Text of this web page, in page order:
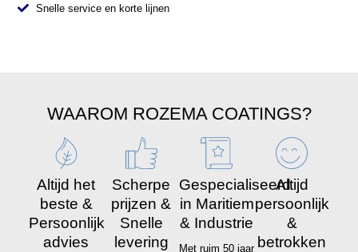
Snelle service en korte lijnen
WAAROM ROZEMA COATINGS?
Altijd het
beste &
Persoonlijk
advies
Scherpe
prijzen &
Snelle
levering
Gespecialiseerd
in Maritiem
& Industrie
Met ruim 50 jaar
Altijd
persoonlijk
&
betrokken